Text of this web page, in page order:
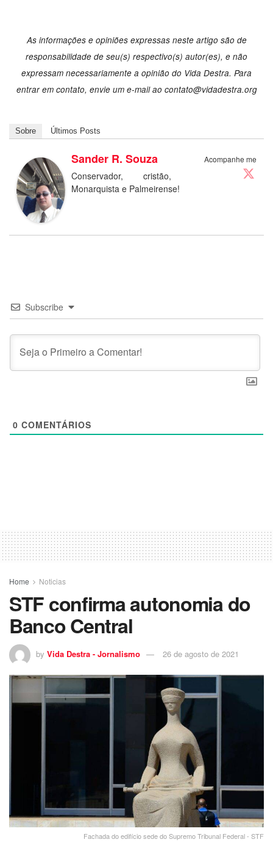
As informações e opiniões expressas neste artigo são de
responsabilidade de seu(s) respectivo(s) autor(es), e não
expressam necessariamente a opinião do Vida Destra. Para
entrar em contato, envie um e-mail ao contato@vidadestra.org
Sobre Últimos Posts
Acompanhe me
Sander R. Souza
Conservador, cristão,
Monarquista e Palmeirense!
Subscribe
0 COMENTÁRIOS
Home Noticias
STF confirma autonomia do
Banco Central
by Vida Destra - Jornalismo 26 de agosto de 2021
Fachada do edifício sede do Supremo Tribunal Federal - STF